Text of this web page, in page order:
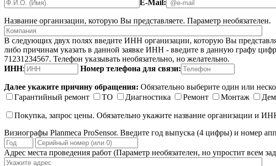
E-Mail:
Название организации, которую Вы представляете. Параметр необязателен.
В следующих двух полях введите ИНН организации, которую Вы
либо причинам указать в данной заявке ИНН - введите в данную графу
71231234567. Телефон указывать необязательно, но желательно.
ИНН: Номер телефона для связи:
Далее укажите причину обращения: Обязательно выберите один или
Гарантийный ремонт
ТО Диагностика Ремонт Монтаж
Покупка, запрос цены. Обязательно укажите название организации и
Визиографы Planmeca ProSensor. Введите год выпуска (4 цифры) и номер
Адрес места проведения работ (Параметр необязателен, но упростит всем